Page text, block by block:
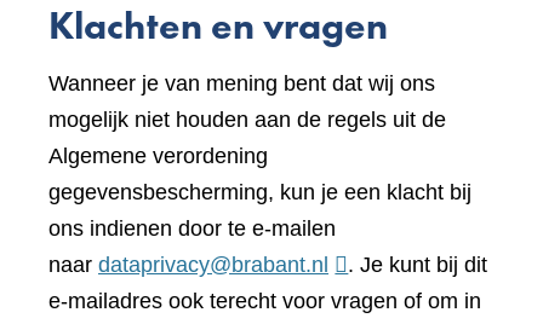
Klachten en vragen
Wanneer je van mening bent dat wij ons
mogelijk niet houden aan de regels uit de
Algemene verordening
gegevensbescherming, kun je een klacht bij
ons indienen door te e-mailen
naar dataprivacy@brabant.nl
. Je kunt bij dit
e-mailadres ook terecht voor vragen of om in